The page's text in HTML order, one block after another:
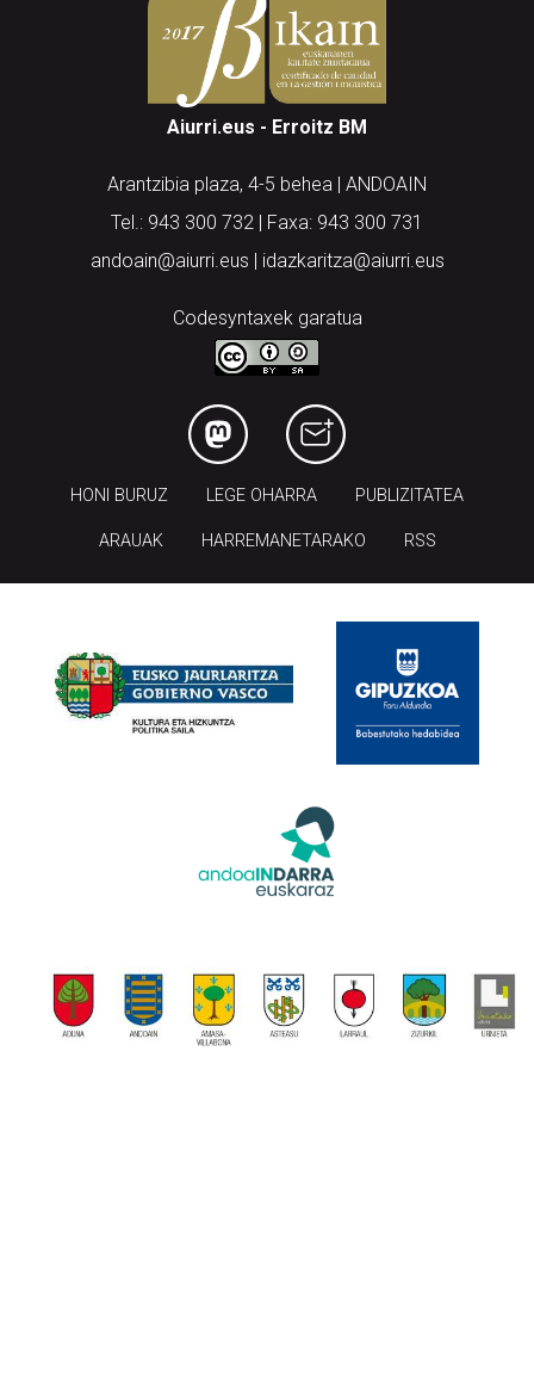
Aiurri.eus - Erroitz BM
Arantzibia plaza, 4-5 behea | ANDOAIN
Tel.: 943 300 732 | Faxa: 943 300 731
andoain@aiurri.eus | idazkaritza@aiurri.eus
Codesyntaxek garatua
HONI BURUZ LEGE OHARRA PUBLIZITATEA
ARAUAK HARREMANETARAKO RSS